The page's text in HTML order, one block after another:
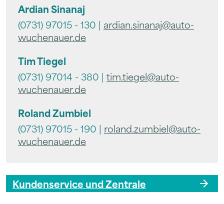
Ardian Sinanaj
(0731) 97015 - 130 | ardian.sinanaj@auto-
wuchenauer.de
Tim Tiegel
(0731) 97014 - 380 | tim.tiegel@auto-
wuchenauer.de
Roland Zumbiel
(0731) 97015 - 190 | roland.zumbiel@auto-
wuchenauer.de
Kundenservice und Zentrale